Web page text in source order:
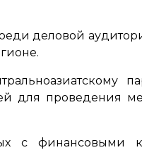
деловой
для проведения
с финансовыми